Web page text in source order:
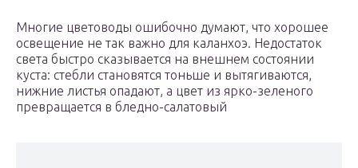
Многие цветоводы ошибочно думают, что хорошее
освещение не так важно для каланхоэ. Недостаток
света быстро сказывается на внешнем состоянии
куста: стебли становятся тоньше и вытягиваются,
нижние листья опадают, а цвет из ярко-зеленого
превращается в бледно-салатовый